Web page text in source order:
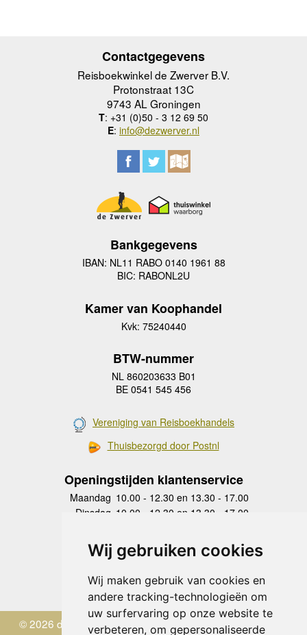
Wij gebruiken cookies
Wij maken gebruik van cookies en
andere tracking-technologieën om
uw surfervaring op onze website te
verbeteren, om gepersonaliseerde
Contactgegevens
Reisboekwinkel de Zwerver B.V.
Protonstraat 13C
9743 AL Groningen
T: +31 (0)50 - 3 12 69 50
E: info@dezwerver.nl
Bankgegevens
IBAN: NL11 RABO 0140 1961 88
BIC: RABONL2U
Kamer van Koophandel
Kvk: 75240440
BTW-nummer
NL 860203633 B01
BE 0541 545 456
Vereniging van Reisboekhandels
Thuisbezorgd door Postnl
Openingstijden klantenservice
Maandag 10.00 - 12.30 en 13.30 - 17.00
Dinsdag 10.00 - 12.30 en 13.30 - 17.00
Donderdag
10.00 - 12.30 en 13.30 - 17.00
Vrijdag 10.00 - 12.30 en 13.30 - 17.00
Zaterdag
gesloten
Zondag gesloten
© 2026 de Zwerver